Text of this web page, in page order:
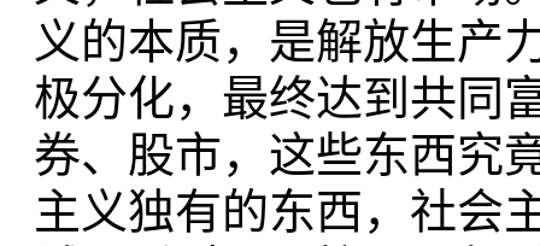
义的本质，是解放生产
极分化，最终达到共同
券、股市，这些东西究
主义独有的东西，社会